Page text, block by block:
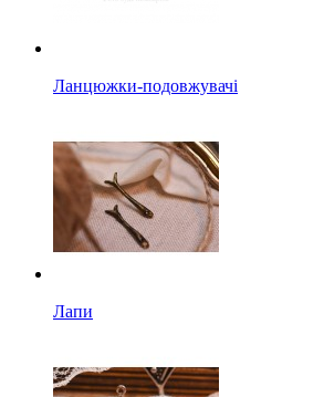
Ланцюжки-подовжувачі
Лапи